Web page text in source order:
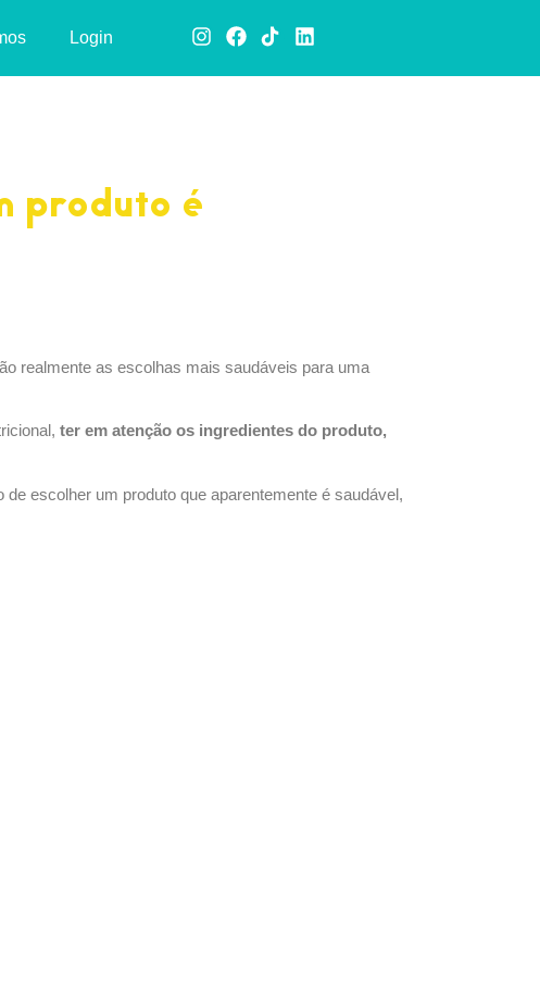
Login
produto é
realmente as escolhas mais saudáveis para uma
ter em atenção os ingredientes do produto,
escolher um produto que aparentemente é saudável,